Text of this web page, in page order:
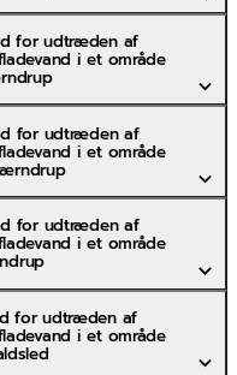
for udtræden af
i et område
for udtræden af
i et område
for udtræden af
i et område
for udtræden af
i et område